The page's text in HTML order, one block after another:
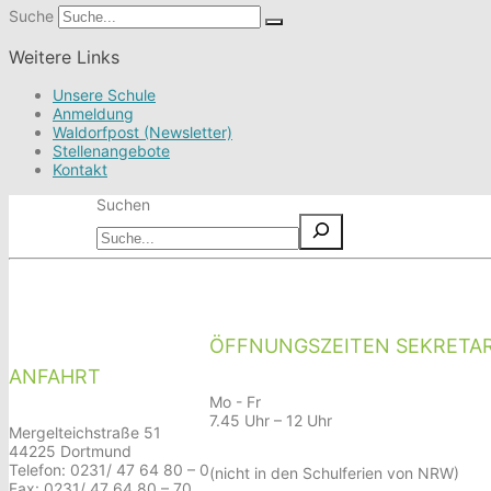
Suche
Weitere Links
Unsere Schule
Anmeldung
Waldorfpost (Newsletter)
Stellenangebote
Kontakt
Suchen
ANFAHRT
Mergelteichstraße 51
44225 Dortmund
Telefon: 0231/ 47 64 80 – 0
ÖFFNUNGSZEITEN
Mo - Fr
7.45 Uhr – 12 Uhr
(nicht in den Schulferien von NRW)